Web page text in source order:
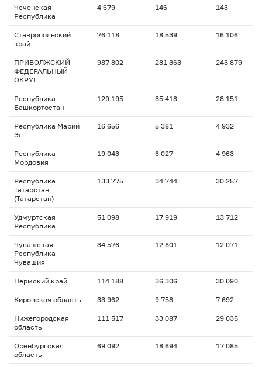
Чеченская
Республика
4 679 146 143
Ставропольский
край
76 118 18 539 16 106
ПРИВОЛЖСКИЙ
ФЕДЕРАЛЬНЫЙ
ОКРУГ
987 802 281 363 243 879
Республика
Башкортостан
129 195 35 418 28 151
Республика Марий
Эл
16 656 5 381 4 932
Республика
Мордовия
19 043 6 027 4 963
Республика
Татарстан
(Татарстан)
133 775 34 744 30 257
Удмуртская
Республика
51 098 17 919 13 712
Чувашская
Республика -
Чувашия
34 576 12 801 12 071
Пермский край 114 188 36 306 30 090
Кировская область 33 962 9 758 7 692
Нижегородская
область
111 517 33 087 29 035
Оренбургская
область
69 092 18 694 17 085